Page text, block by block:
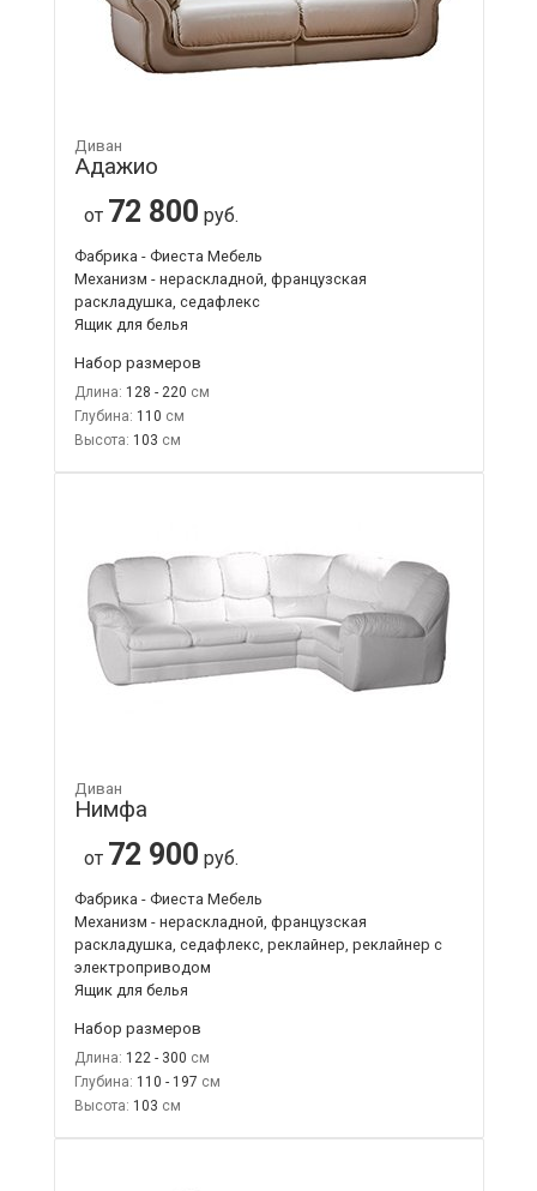
Диван
Адажио
от 72 800 руб.
Фабрика - Фиеста Мебель
Механизм - нераскладной, французская
раскладушка, седафлекс
Ящик для белья
Набор размеров
Длина: 128 - 220
Глубина: 110
Высота: 103
Диван
Нимфа
от 72 900 руб.
Фабрика - Фиеста Мебель
Механизм - нераскладной, французская
раскладушка, седафлекс, реклайнер, реклайнер с
электроприводом
Ящик для белья
Набор размеров
Длина: 122 - 300
Глубина: 110 - 197
Высота: 103